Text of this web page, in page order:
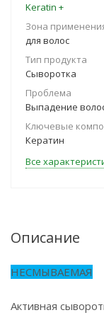
Keratin +
Зона
для волос
Тип продукта
Сыворотка
Проблема
Выпадение
Ключевые
Кератин
Все
Описание
НЕСМЫВАЕМАЯ
Активная